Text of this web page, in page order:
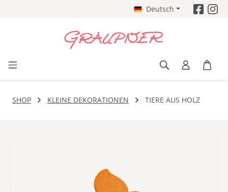
Deutsch
SHOP KLEINE DEKORATIONEN TIERE AUS HOLZ